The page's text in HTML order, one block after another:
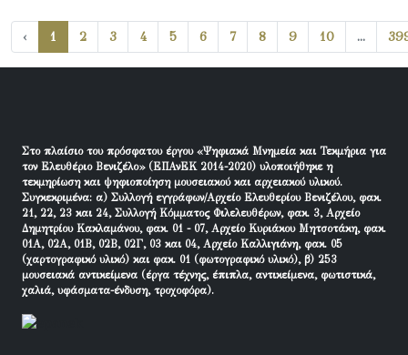
‹ 1 2 3 4 5 6 7 8 9 10 ...
Στο πλαίσιο του πρόσφατου έργου «Ψηφιακά Μνημεία και Τεκμήρια για
τον Ελευθέριο Βενιζέλο» (ΕΠΑνΕΚ 2014-2020) υλοποιήθηκε η
τεκμηρίωση και ψηφιοποίηση μουσειακού και αρχειακού υλικού.
Συγκεκριμένα: α) Συλλογή εγγράφων/Αρχείο Ελευθερίου Βενιζέλου, φακ.
21, 22, 23 και 24, Συλλογή Κόμματος Φιλελευθέρων, φακ. 3, Αρχείο
Δημητρίου Κακλαμάνου, φακ. 01 - 07, Αρχείο Κυριάκου Μητσοτάκη, φακ.
01Α, 02Α, 01Β, 02Β, 02Γ, 03 και 04, Αρχείο Καλλιγιάνη, φακ. 05
(χαρτογραφικό υλικό) και φακ. 01 (φωτογραφικό υλικό), β) 253
μουσειακά αντικείμενα (έργα τέχνης, έπιπλα, αντικείμενα, φωτιστικά,
χαλιά, υφάσματα-ένδυση, τροχοφόρα).